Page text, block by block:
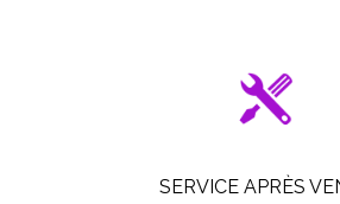
SERVICE APRÈS